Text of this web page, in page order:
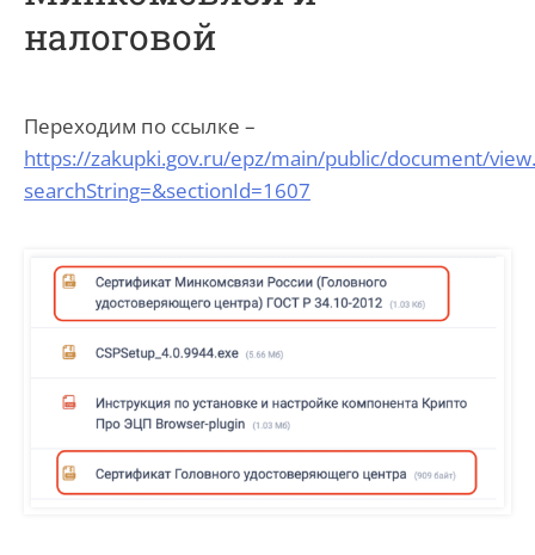
налоговой
Переходим по ссылке –
https://zakupki.gov.ru/epz/main/public/document/
searchString=&sectionId=1607